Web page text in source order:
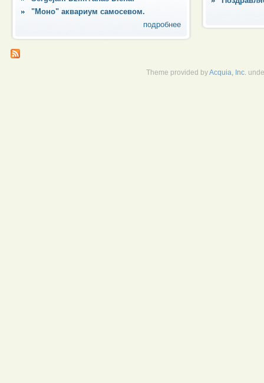
"Моно" аквариум самосевом.
подробнее
Theme provided byAcquia, Inc.